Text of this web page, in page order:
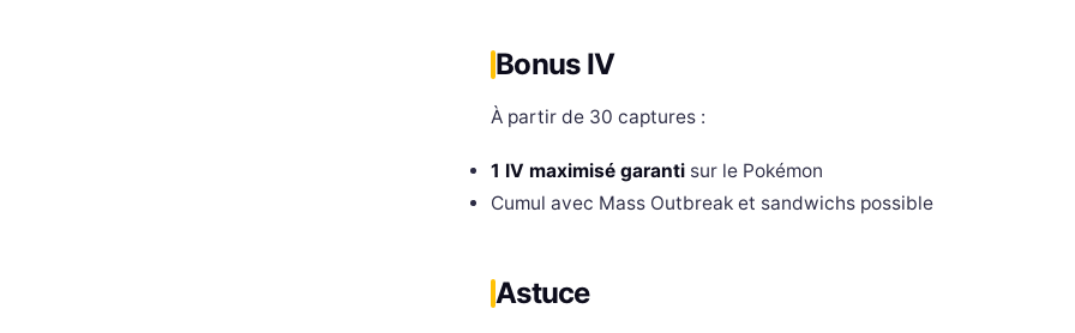
Bonus IV
À partir de 30 captures :
1 IV maximisé garanti sur le Pokémon
Cumul avec Mass Outbreak et sandwichs possible
Astuce